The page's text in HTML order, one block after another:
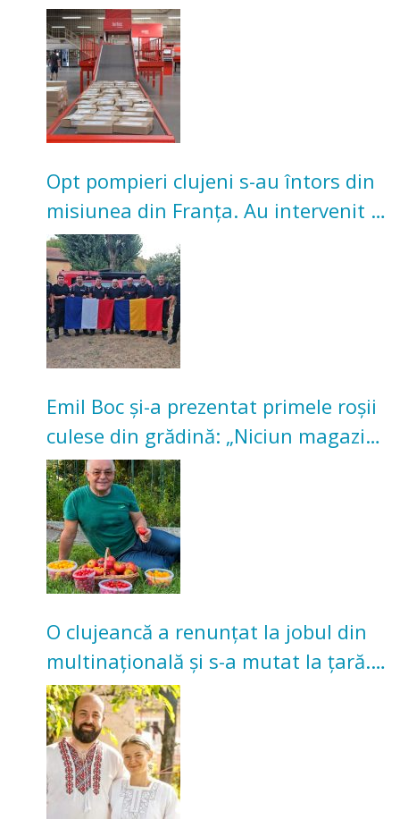
Investiție de 3 milioane de euro
Opt pompieri clujeni s-au întors din
misiunea din Franța. Au intervenit la
incendii de vegetație și pădure
Emil Boc și-a prezentat primele roșii
culese din grădină: „Niciun magazin
nu poate oferi această satisfacție”
O clujeancă a renunțat la jobul din
multinațională și s-a mutat la țară.
Acum cultivă legume în grădina
bunicilor